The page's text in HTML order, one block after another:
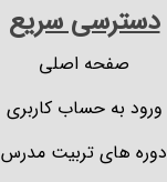
دسترسی سریع
صفحه اصلی
ورود به حساب کاربری
دوره های تربیت مدرس